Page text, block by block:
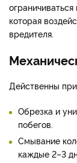
которая
вредителя.
Действенны
Обрезка и
побегов.
Смывание
каждые 2–3